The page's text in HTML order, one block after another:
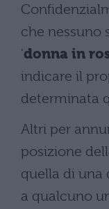
che nessuno
'donna in
indicare il
determinata
Altri per
posizione
quella di una
a qualcuno